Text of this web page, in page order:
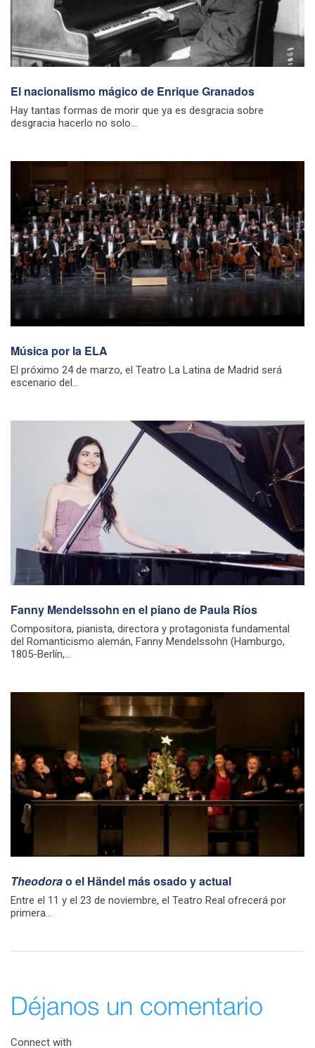
El nacionalismo mágico de Enrique Granados
Hay tantas formas de morir que ya es desgracia sobre
desgracia hacerlo no solo...
Música por la ELA
El próximo 24 de marzo, el Teatro La Latina de Madrid será
escenario del...
Fanny Mendelssohn en el piano de Paula Ríos
Compositora, pianista, directora y protagonista fundamental
del Romanticismo alemán, Fanny Mendelssohn (Hamburgo,
1805-Berlín,...
Theodorao el Händel más osado y actual
Entre el 11 y el 23 de noviembre, el Teatro Real ofrecerá por
primera...
Déjanos un comentario
Connect with